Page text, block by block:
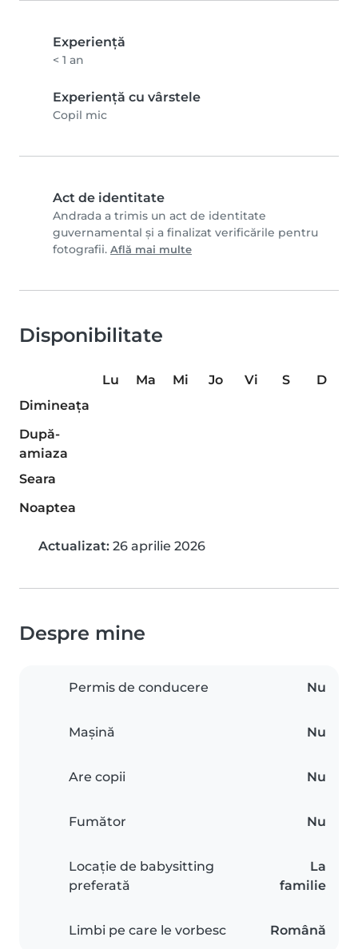
Experienţă
< 1 an
Experiență cu vârstele
Copil mic
Act de identitate
Andrada a trimis un act de identitate
guvernamental și a finalizat verificările pentru
fotografii. Află mai multe
Disponibilitate
Lu Ma Mi Jo Vi S
D
Dimineaţa
După-
amiaza
Seara
Noaptea
Actualizat: 26 aprilie 2026
Despre mine
Permis de conducere Nu
Mașină Nu
Are copii Nu
Fumător Nu
Locație de babysitting
preferată
La
familie
Limbi pe care le vorbesc Română